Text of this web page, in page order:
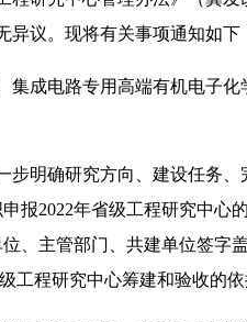
异议。现将有关事项通知如下
成电路专用高端有机电子化
明确研究方向、建设任务
报2022年省级工程研究中心
、主管部门、共建单位签字
工程研究中心筹建和验收的